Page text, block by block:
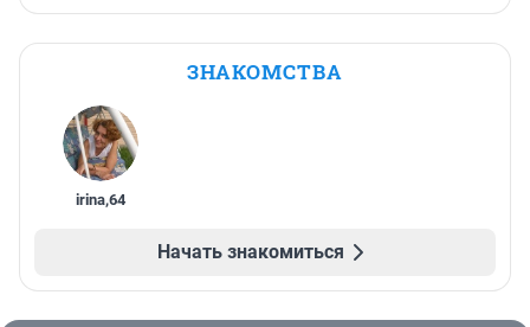
ЗНАКОМСТВА
irina,64
Начать знакомиться